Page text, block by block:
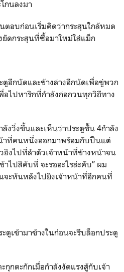
กนลงมา
ตอบก่อนเริ่มคิดว่ากระสุนใกล้หมด
ดกระสุนที่ซื้อมาใหม่ใส่แม็ก
นัดและข้างล่างอีกนัดเพื่อขู่พวก
ไปหาริกที่กำลังก่อกวนทุกวิถีทาง
ลังวิ่งขึ้นและเห็นว่าประตูชั้น 4กำลัง
าที่คนหนึ่งออกมาพร้อมกับปืนแต่
ยิงไปที่ลำตัวเจ้าหน้าที่ข้างหน้าจน
าไปสิคับพี่ จะรออะไรล่ะคับ” ผม
จะหันหลังไปยิงเจ้าหน้าที่อีกคนที่
ตูเข้ามาข้างในก่อนจะรีบล็อกประตู
กุกตะกักเมื่อกำลังงัดแรงสู้กับเจ้า